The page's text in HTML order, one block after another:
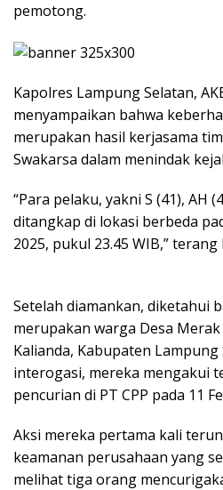
pemotong.
Kapolres Lampung Selatan,
menyampaikan bahwa
merupakan hasil kerjasama
Swakarsa dalam menindak
“Para pelaku, yakni S (41), AH
ditangkap di lokasi berbeda
2025, pukul 23.45 WIB,” terang
Setelah diamankan, diketahui
merupakan warga Desa
Kalianda, Kabupaten Lampung
interogasi, mereka mengakui
pencurian di PT CPP pada 11
Aksi mereka pertama kali
keamanan perusahaan yang
melihat tiga orang